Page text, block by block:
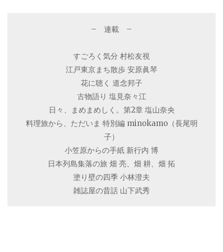
– 連載 –
すごろく気分 村松友視
江戸東京まち散歩 安原眞琴
花に聴く 道念邦子
古物語り 塩見奈々江
日々、まめまめしく。第2章 塩山奈央
料理旅から、ただいま 特別編 minokamo（長尾明
子）
小笠原からの手紙 新行内 博
日本列島集落の旅 畑 亮、畑 耕、畑 拓
塗り壁の四季 小林澄夫
雑誌屋の昔話 山下武秀